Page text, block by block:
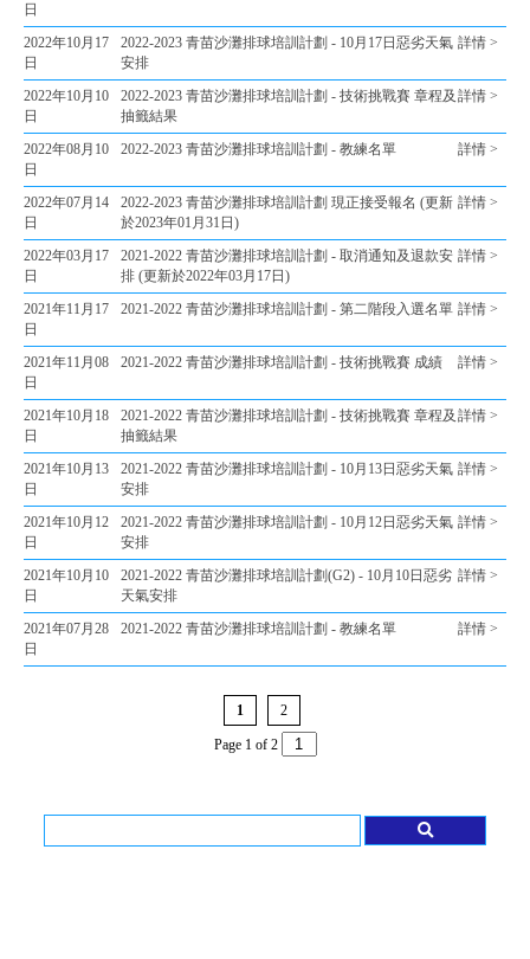
日
2022年10月17
日
2022-2023 青苗沙灘排球培訓計劃 - 10月17日惡劣天氣
安排
詳情 >
2022年10月10
日
2022-2023 青苗沙灘排球培訓計劃 - 技術挑戰賽 章程及
抽籤結果
詳情 >
2022年08月10
日
2022-2023 青苗沙灘排球培訓計劃 - 教練名單 詳情 >
2022年07月14
日
2022-2023 青苗沙灘排球培訓計劃 現正接受報名 (更新
於2023年01月31日)
詳情 >
2022年03月17
日
2021-2022 青苗沙灘排球培訓計劃 - 取消通知及退款安
排 (更新於2022年03月17日)
詳情 >
2021年11月17
日
2021-2022 青苗沙灘排球培訓計劃 - 第二階段入選名單 詳情 >
2021年11月08
日
2021-2022 青苗沙灘排球培訓計劃 - 技術挑戰賽 成績 詳情 >
2021年10月18
日
2021-2022 青苗沙灘排球培訓計劃 - 技術挑戰賽 章程及
抽籤結果
詳情 >
2021年10月13
日
2021-2022 青苗沙灘排球培訓計劃 - 10月13日惡劣天氣
安排
詳情 >
2021年10月12
日
2021-2022 青苗沙灘排球培訓計劃 - 10月12日惡劣天氣
安排
詳情 >
2021年10月10
日
2021-2022 青苗沙灘排球培訓計劃(G2) - 10月10日惡劣
天氣安排
詳情 >
2021年07月28
日
2021-2022 青苗沙灘排球培訓計劃 - 教練名單 詳情 >
1 2
Page 1 of 2